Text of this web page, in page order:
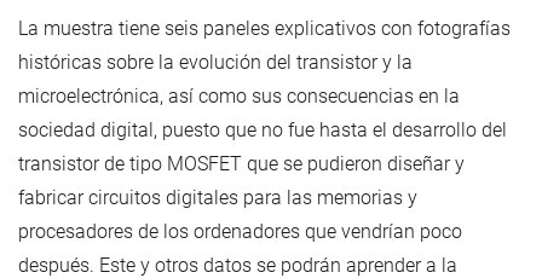
La muestra tiene seis paneles explicativos con fotografías
históricas sobre la evolución del transistor y la
microelectrónica, así como sus consecuencias en la
sociedad digital, puesto que no fue hasta el desarrollo del
transistor de tipo MOSFET que se pudieron diseñar y
fabricar circuitos digitales para las memorias y
procesadores de los ordenadores que vendrían poco
después. Este y otros datos se podrán aprender a la